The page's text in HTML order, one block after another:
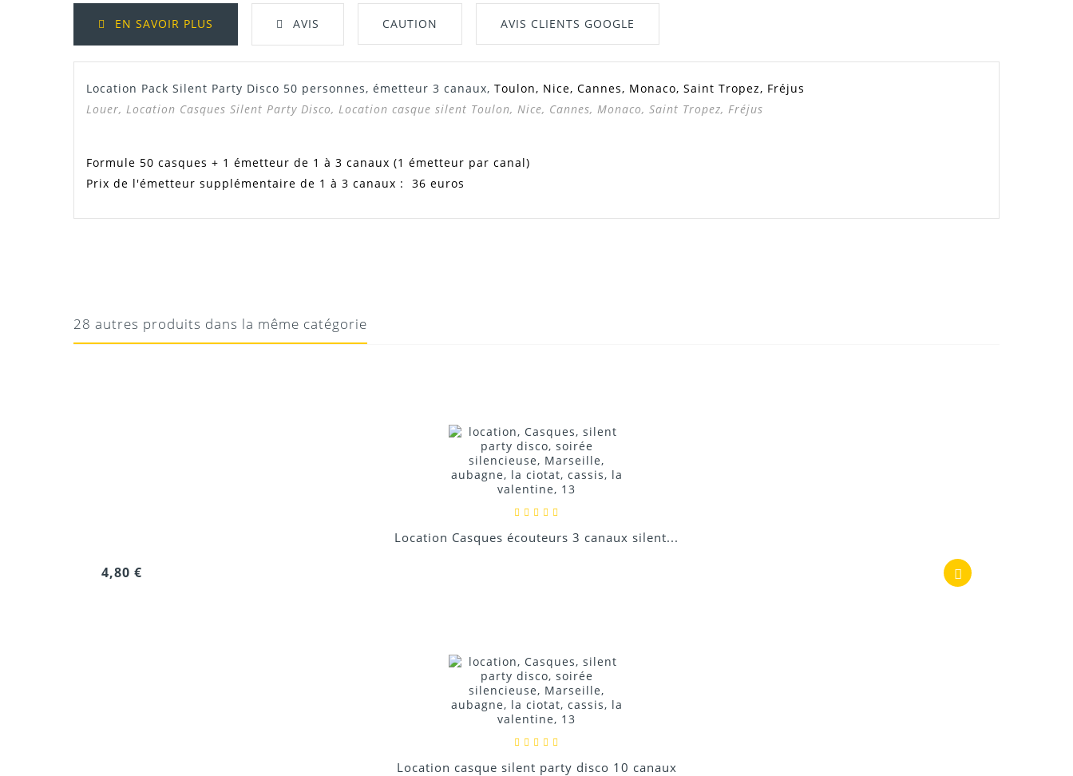
EN SAVOIR PLUS AVIS CAUTION AVIS CLIENTS GOOGLE
Location Pack Silent Party Disco 50 personnes, émetteur 3 canaux, Toulon, Nice, Cannes, Monaco, Saint Tropez, Fréjus
Louer, Location Casques Silent Party Disco, Location casque silent Toulon, Nice, Cannes, Monaco, Saint Tropez, Fréjus
Formule 50 casques + 1 émetteur de 1 à 3 canaux (1 émetteur par canal)
Prix de l'émetteur supplémentaire de 1 à 3 canaux : 36 euros
28 autres produits dans la même catégorie
Location Casques écouteurs 3 canaux silent...
4,80 €
Location casque silent party disco 10 canaux